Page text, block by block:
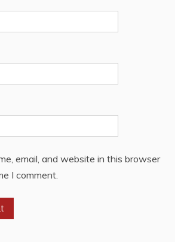
email, and website in this browser
I comment.